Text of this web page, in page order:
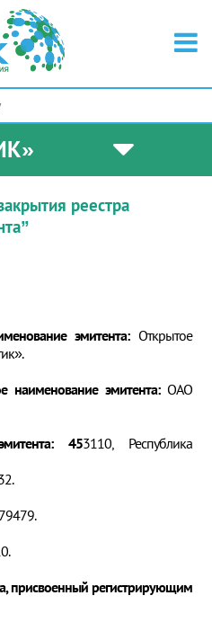
реестра
эмитента: Открытое
наименование эмитента: ОАО
453110, Республика
присвоенный регистрирующим